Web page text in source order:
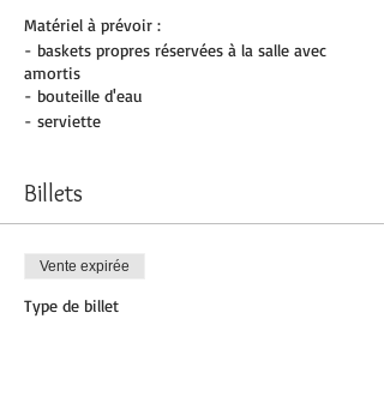
Matériel à prévoir :
- baskets propres réservées à la salle avec
amortis
- bouteille d'eau
- serviette
Billets
Vente expirée
Type de billet